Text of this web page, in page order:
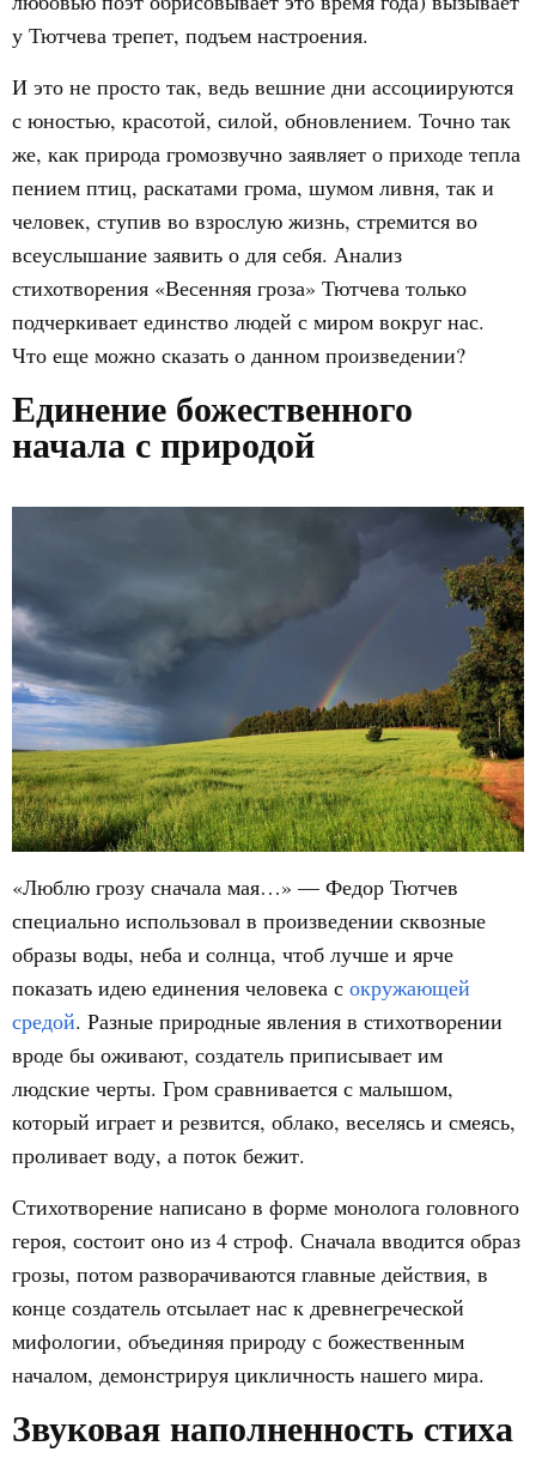
у Тютчева трепет, подъем настроения.
И это не просто так, ведь вешние дни ассоциируются
с юностью, красотой, силой, обновлением. Точно так
же, как природа громозвучно заявляет о приходе тепла
пением птиц, раскатами грома, шумом ливня, так и
человек, ступив во взрослую жизнь, стремится во
всеуслышание заявить о для себя. Анализ
стихотворения «Весенняя гроза» Тютчева только
подчеркивает единство людей с миром вокруг нас.
Что еще можно сказать о данном произведении?
Единение божественного
начала с природой
«Люблю грозу сначала мая…» — Федор Тютчев
специально использовал в произведении сквозные
образы воды, неба и солнца, чтоб лучше и ярче
показать идею единения человека с окружающей
средой. Разные природные явления в стихотворении
вроде бы оживают, создатель приписывает им
людские черты. Гром сравнивается с малышом,
который играет и резвится, облако, веселясь и смеясь,
проливает воду, а поток бежит.
Стихотворение написано в форме монолога головного
героя, состоит оно из 4 строф. Сначала вводится образ
грозы, потом разворачиваются главные действия, в
конце создатель отсылает нас к древнегреческой
мифологии, объединяя природу с божественным
началом, демонстрируя цикличность нашего мира.
Звуковая наполненность стиха